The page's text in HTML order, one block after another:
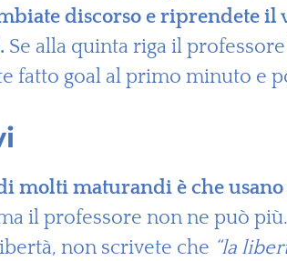
discorso e riprendete
Se alla quinta riga il
fatto goal al primo minuto e
molti maturandi è che usano
il professore non ne può
non scrivete che “la